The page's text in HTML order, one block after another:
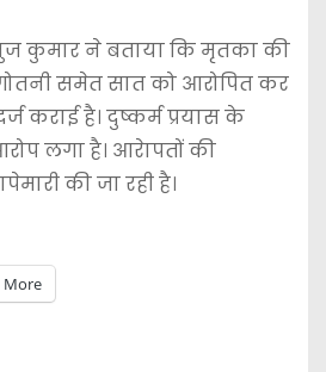
कुमार ने बताया कि मृतका की
समेत सात को आरोपित कर
कराई है। दुष्कर्म प्रयास के
लगा है। आरेापतों की
की जा रही है।
More